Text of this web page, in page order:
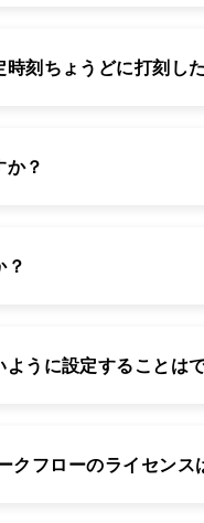
刻ちょうどに打刻し
？
？
うに設定することは
フローのライセンス